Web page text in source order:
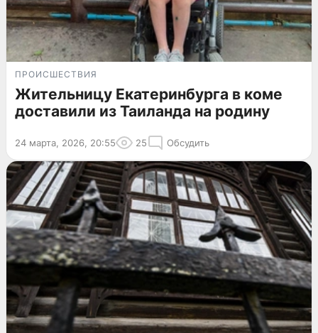
ПРОИСШЕСТВИЯ
Жительницу Екатеринбурга в коме
доставили из Таиланда на родину
24 марта, 2026, 20:55 25 Обсудить